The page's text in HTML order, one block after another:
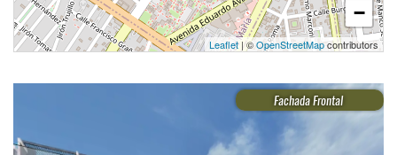
−
Leaflet| ©OpenStreetMapcontributors